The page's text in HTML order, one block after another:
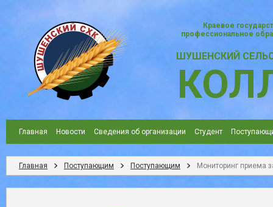
Краевое
профессиональное
ШУШЕНСКИЙ
Главная Новости Сведения об организации Студент
Главная Поступающим Поступающим Мониторинг приема